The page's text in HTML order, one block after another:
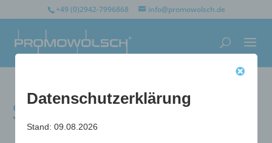
+49 (0)2942-7996868 info@promowolsch.de
Schieblehre Camorra
Datenschutzerklärung
Stand: 09.08.2026